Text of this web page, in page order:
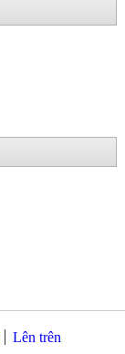
Lên trên